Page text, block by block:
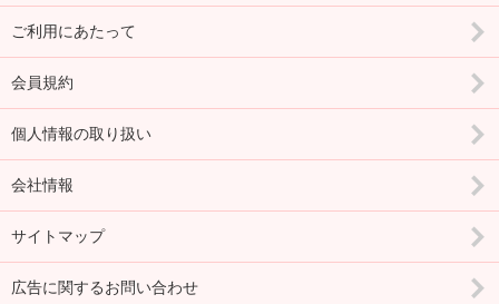
ご利用にあたって
会員規約
個人情報の取り扱い
会社情報
サイトマップ
広告に関するお問い合わせ